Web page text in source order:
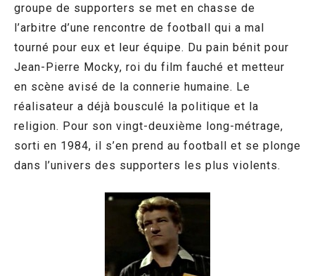
groupe de supporters se met en chasse de
l’arbitre d’une rencontre de football qui a mal
tourné pour eux et leur équipe. Du pain bénit pour
Jean-Pierre Mocky, roi du film fauché et metteur
en scène avisé de la connerie humaine. Le
réalisateur a déjà bousculé la politique et la
religion. Pour son vingt-deuxième long-métrage,
sorti en 1984, il s’en prend au football et se plonge
dans l’univers des supporters les plus violents.